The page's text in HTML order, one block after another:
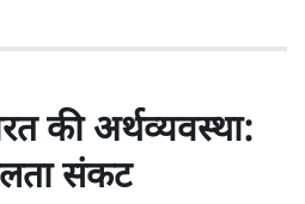
की अर्थव्यवस्था:
संकट